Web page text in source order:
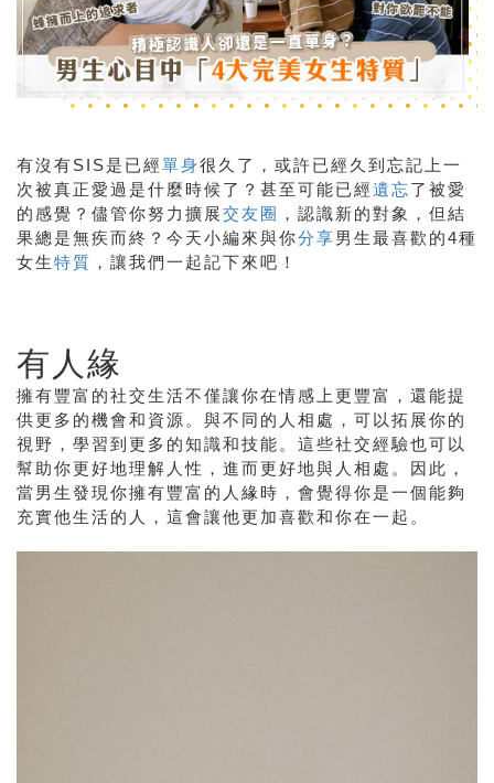
有沒有SIS是已經單身很久了，或許已經久到忘記上一
次被真正愛過是什麼時候了？甚至可能已經遺忘 了被愛
的感覺？儘管你努力擴展交友圈 ，認識新的對象，但結
果總是無疾而終？今天小編來與你分享男生最喜歡的4種
女生特質 ，讓我們一起記下來吧！
有人緣
擁有豐富的社交生活不僅讓你在情感上更豐富，還能提
供更多的機會和資源。與不同的人相處，可以拓展你的
視野，學習到更多的知識和技能。這些社交經驗也可以
幫助你更好地理解人性，進而更好地與人相處。因此，
當男生發現你擁有豐富的人緣時，會覺得你是一個能夠
充實他生活的人，這會讓他更加喜歡和你在一起。